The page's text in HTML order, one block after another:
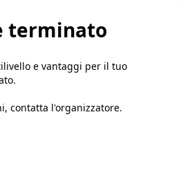
terminato
e vantaggi per il tuo
contatta l'organizzatore.